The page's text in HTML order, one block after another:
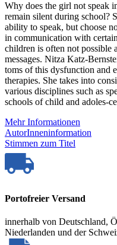
Why does the girl not speak
remain silent during school?
ability to speak, but choose
in communication with
children is often not possible
messages. Nitza Katz-
toms of this dysfunction and
therapies. She takes into
various disciplines such as
schools of child and adoles-
Mehr Informationen
AutorInneninformation
Stimmen zum Titel
Portofreier Versand
innerhalb von Deutschland,
Niederlanden und der